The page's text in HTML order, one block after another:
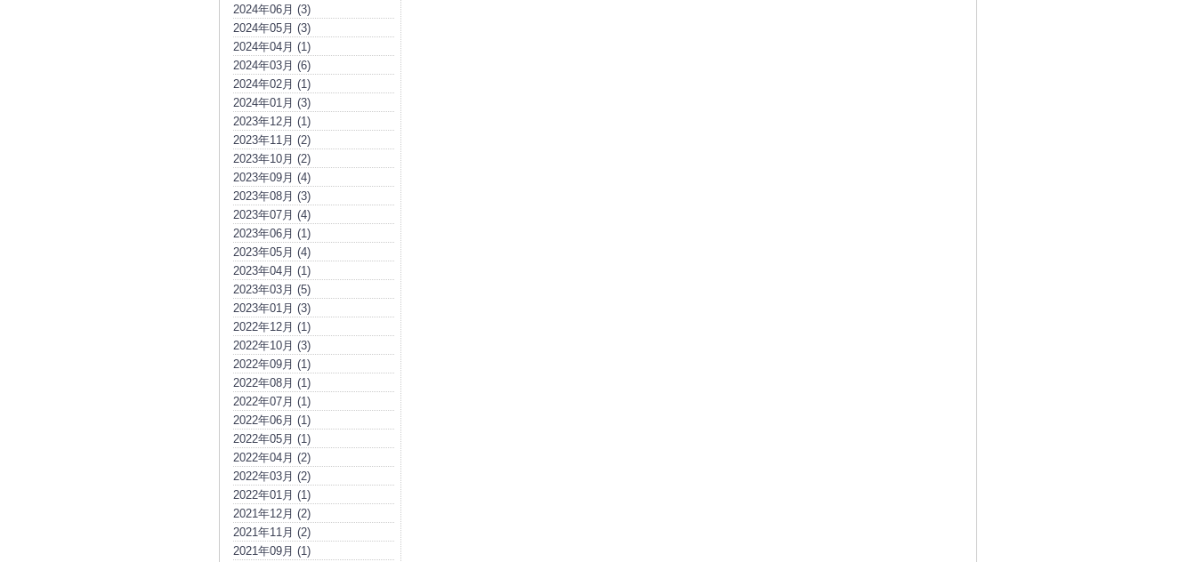
2024年06月 (3)
2024年05月 (3)
2024年04月 (1)
2024年03月 (6)
2024年02月 (1)
2024年01月 (3)
2023年12月 (1)
2023年11月 (2)
2023年10月 (2)
2023年09月 (4)
2023年08月 (3)
2023年07月 (4)
2023年06月 (1)
2023年05月 (4)
2023年04月 (1)
2023年03月 (5)
2023年01月 (3)
2022年12月 (1)
2022年10月 (3)
2022年09月 (1)
2022年08月 (1)
2022年07月 (1)
2022年06月 (1)
2022年05月 (1)
2022年04月 (2)
2022年03月 (2)
2022年01月 (1)
2021年12月 (2)
2021年11月 (2)
2021年09月 (1)